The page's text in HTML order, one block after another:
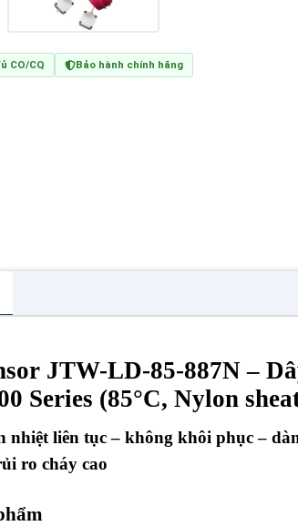
CO/CQ Bảo hành chính hãng
JTW-LD-85-887N –
Series (85°C, Nylon
nhiệt liên tục – không khôi phục –
ro cháy cao